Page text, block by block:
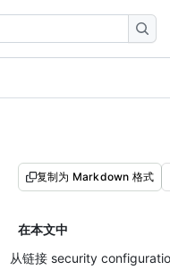
复制为 Markdown 格式
在本文中
从链接 security